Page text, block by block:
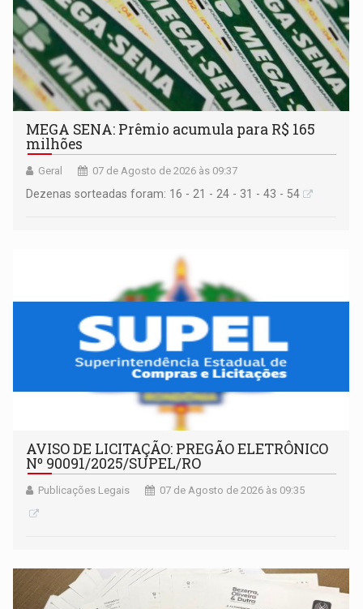
MEGA SENA: Prêmio acumula para R$ 165
milhões
Geral 07 de Agosto de 2026 às 09:37
Dezenas sorteadas foram: 16 - 21 - 24 - 31 - 43 - 54
AVISO DE LICITAÇÃO: PREGÃO ELETRÔNICO
Nº 90091/2025/SUPEL/RO
Publicações Legais 07 de Agosto de 2026 às 09:35